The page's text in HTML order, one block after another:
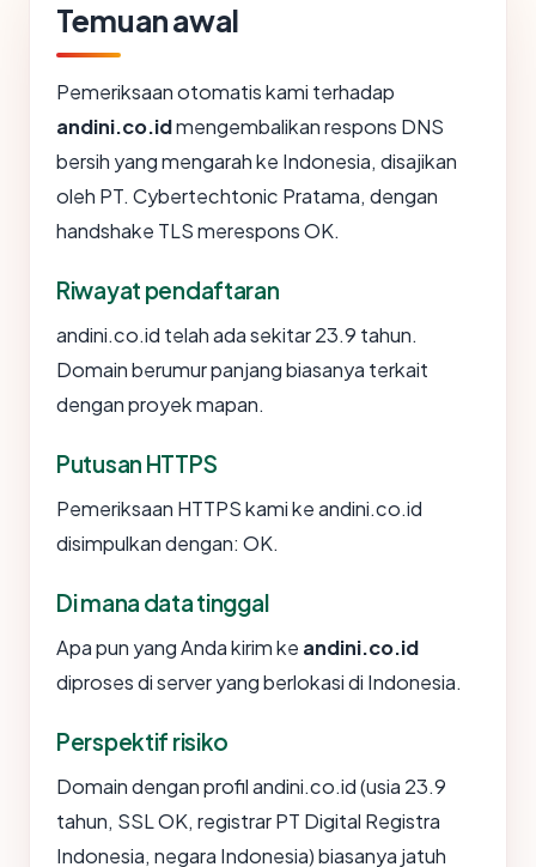
Temuan awal
Pemeriksaan otomatis kami terhadap
andini.co.idmengembalikan respons DNS
bersih yang mengarah ke Indonesia, disajikan
oleh PT. Cybertechtonic Pratama, dengan
handshake TLS merespons OK.
Riwayat pendaftaran
andini.co.id telah ada sekitar 23.9 tahun.
Domain berumur panjang biasanya terkait
dengan proyek mapan.
Putusan HTTPS
Pemeriksaan HTTPS kami ke andini.co.id
disimpulkan dengan: OK.
Di mana data tinggal
Apa pun yang Anda kirim ke andini.co.id
diproses di server yang berlokasi di Indonesia.
Perspektif risiko
Domain dengan profil andini.co.id (usia 23.9
tahun, SSL OK, registrar PT Digital Registra
Indonesia, negara Indonesia) biasanya jatuh